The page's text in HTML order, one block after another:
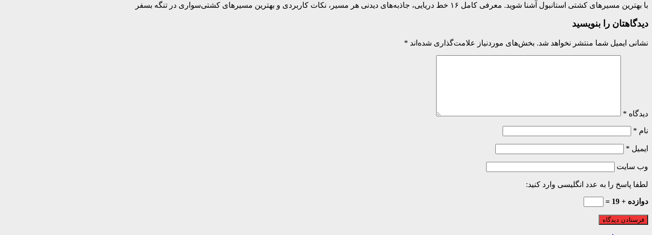
با بهترین مسیرهای کشتی استانبول آشنا شوید. معرفی کامل ۱۶ خط دریایی، جاذبه‌های دیدنی هر مسیر، نکات کاربردی و بهترین مسیرهای کشتی‌سواری در تنگه بسفر
دیدگاهتان را بنویسید
نشانی ایمیل شما منتشر نخواهد شد. بخش‌های موردنیاز علامت‌گذاری شده‌اند *
دیدگاه *
نام *
ایمیل *
وب‌ سایت
لطفا پاسخ را به عدد انگلیسی وارد کنید:
دوازده + 19 =